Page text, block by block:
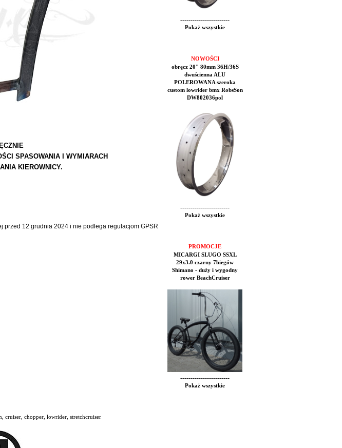
SPASOWANIA I WYMIARACH
KIEROWNICY.
przed 12 grudnia 2024 i nie podlega regulacjom GPSR
------------------------
Pokaż wszystkie
NOWOŚCI
obręcz 20" 80mm 36H/36S
dwuścienna ALU
POLEROWANA szeroka
custom lowrider bmx RobsSon
DW802036pol
------------------------
Pokaż wszystkie
PROMOCJE
MICARGI SLUGO SSXL
29x3.0 czarny 7biegów
Shimano - duży i wygodny
rower BeachCruiser
------------------------
Pokaż wszystkie
cruiser, chopper, lowrider, stretchcruiser